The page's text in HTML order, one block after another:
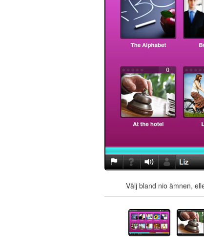
Välj bland nio ämnen,